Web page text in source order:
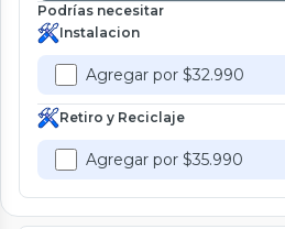
Podrías necesitar
Instalacion
Agregar por $32.990
Retiro y Reciclaje
Agregar por $35.990